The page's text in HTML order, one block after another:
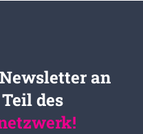
an
des